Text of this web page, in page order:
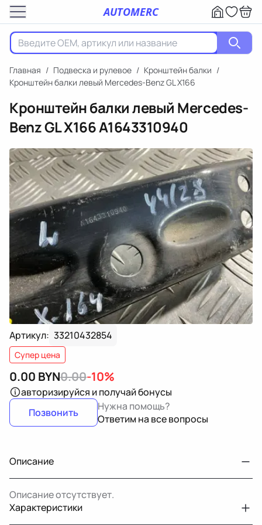
AUTOMERC
Главная / Подвеска и рулевое / Кронштейн балки /
Кронштейн балки левый Mercedes-Benz GL X166
Кронштейн балки левый Mercedes-
Benz GL X166A1643310940
Артикул: 33210432854
Супер цена
0.00 BYN0.00-10%
авторизируйся и получай бонусы
Позвонить
Нужна помощь?
Ответим на все вопросы
Описание
Описание отсутствует.
Характеристики